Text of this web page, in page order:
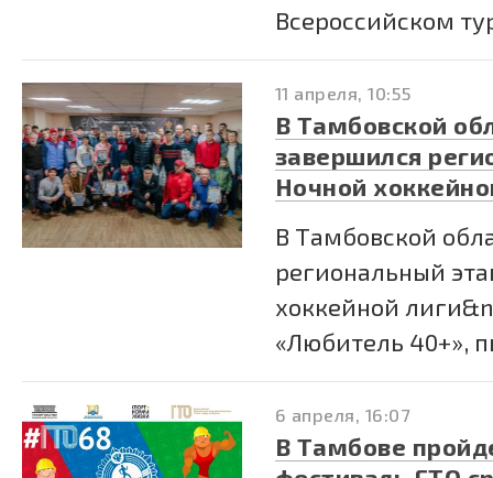
Всероссийском
11 апреля, 10:55
В Тамбовской
завершился
Ночной
В Тамбовской
региональный
хоккейной
«Любитель 40+»,
6 апреля, 16:07
В Тамбове